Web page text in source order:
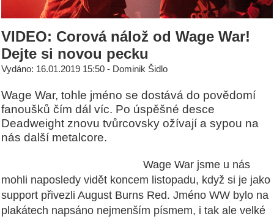
VIDEO: Corová nálož od Wage War!
Dejte si novou pecku
Vydáno: 16.01.2019 15:50 - Dominik Šidlo
Wage War, tohle jméno se dostává do povědomí
fanoušků čím dál víc. Po úspěšné desce
Deadweight znovu tvůrcovsky ožívají a sypou na
nás další metalcore.
Wage War jsme u nás
mohli naposledy vidět koncem listopadu, když si je jako
support přivezli August Burns Red. Jméno WW bylo na
plakátech napsáno nejmenším písmem, i tak ale velké